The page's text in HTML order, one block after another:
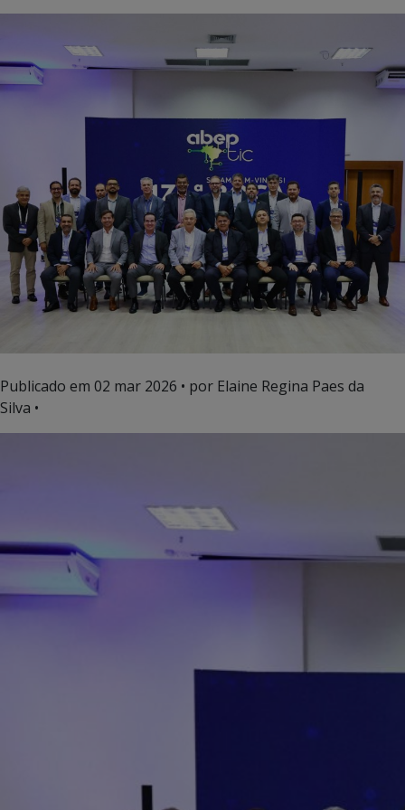
Publicado em 02 mar 2026 • por Elaine Regina Paes da
Silva •